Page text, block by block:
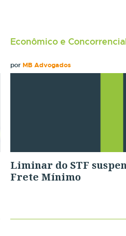
Econômico e
por MB Advogados
Liminar do STF
Frete Mínimo